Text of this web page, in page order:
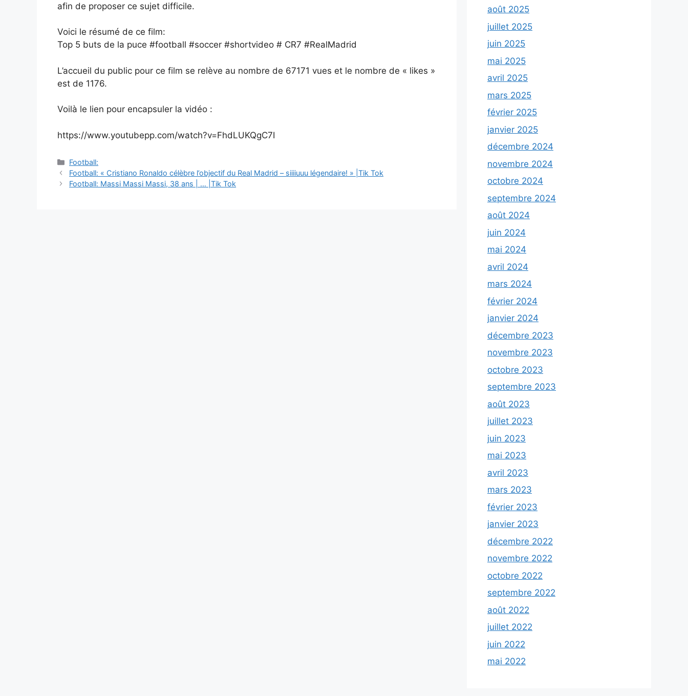
afin de proposer ce sujet difficile.
Voici le résumé de ce film:
Top 5 buts de la puce #football #soccer #shortvideo # CR7 #RealMadrid
L’accueil du public pour ce film se relève au nombre de 67171 vues et le nombre de « likes »
est de 1176.
Voilà le lien pour encapsuler la vidéo :
https://www.youtubepp.com/watch?v=FhdLUKQgC7I
Catégories
Football:
Navigation
des
Football: « Cristiano Ronaldo célèbre l’objectif du Real Madrid – siiiiuuu légendaire! » |Tik Tok
Football: Massi Massi Massi, 38 ans | … |Tik Tok
août 2025
juillet 2025
juin 2025
mai 2025
avril 2025
mars 2025
février 2025
janvier 2025
décembre 2024
novembre 2024
octobre 2024
septembre 2024
août 2024
juin 2024
mai 2024
avril 2024
mars 2024
février 2024
janvier 2024
décembre 2023
novembre 2023
octobre 2023
septembre 2023
août 2023
juillet 2023
juin 2023
mai 2023
avril 2023
mars 2023
février 2023
janvier 2023
décembre 2022
novembre 2022
octobre 2022
septembre 2022
août 2022
juillet 2022
juin 2022
mai 2022